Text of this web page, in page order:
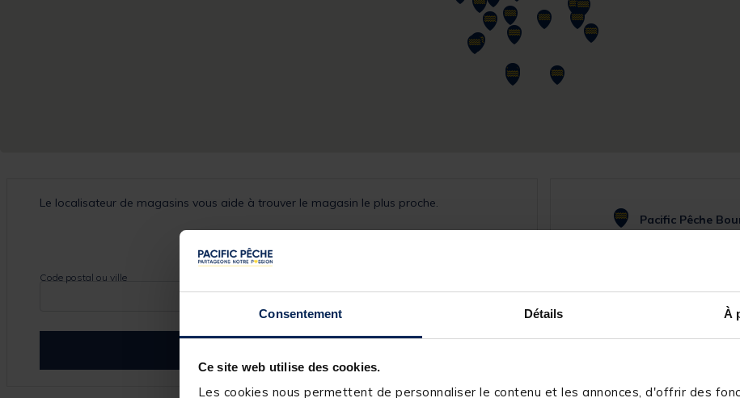
Consentement Détails À
Ce site web utilise des cookies.
Les cookies nous permettent de personnaliser le contenu et les annonces, d'offrir des
Le localisateur de magasins vous aide à trouver le magasin le plus proche.
Code postal ou ville
Pacific Pêche
Route de la
Mercredi : 9H à 19H
Samedi : 9H à 19H